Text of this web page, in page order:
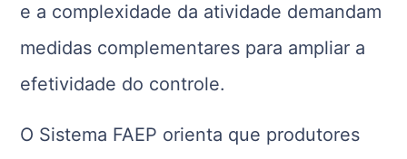
e a complexidade da atividade demandam
medidas complementares para ampliar a
efetividade do controle.
O Sistema FAEP orienta que produtores